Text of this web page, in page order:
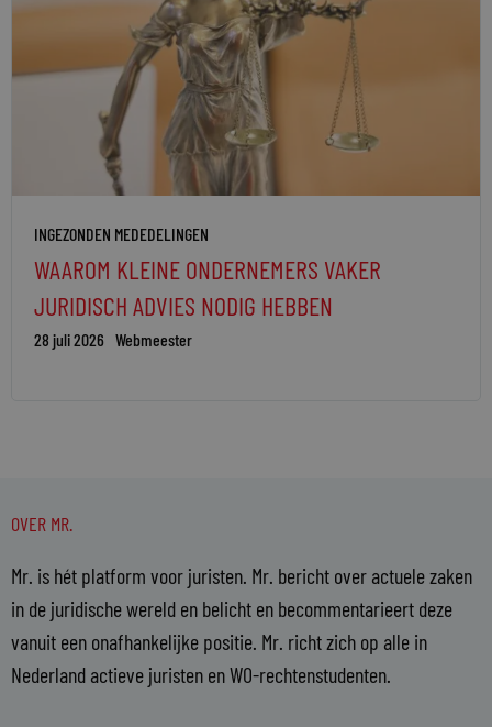
INGEZONDEN MEDEDELINGEN
WAAROM KLEINE ONDERNEMERS VAKER
JURIDISCH ADVIES NODIG HEBBEN
28 juli 2026 Webmeester
OVER MR.
Mr. is hét platform voor juristen. Mr. bericht over actuele zaken
in de juridische wereld en belicht en becommentarieert deze
vanuit een onafhankelijke positie. Mr. richt zich op alle in
Nederland actieve juristen en WO-rechtenstudenten.